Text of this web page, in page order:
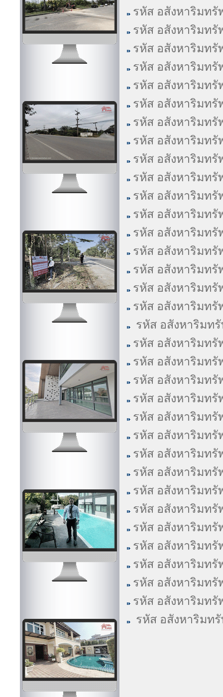
รหัส อสังหาริมทรั
รหัส อสังหาริมทรั
รหัส อสังหาริมทรั
รหัส อสังหาริมทรั
รหัส อสังหาริมทรั
รหัส อสังหาริมทรั
รหัส อสังหาริมทรั
รหัส อสังหาริมทรั
รหัส อสังหาริมทรั
รหัส อสังหาริมทรั
รหัส อสังหาริมทรั
รหัส อสังหาริมทรั
รหัส อสังหาริมทรั
รหัส อสังหาริมทรั
รหัส อสังหาริมทรั
รหัส อสังหาริมทรั
รหัส อสังหาริมทรั
รหัส อสังหาริมท
รหัส อสังหาริมทรั
รหัส อสังหาริมทรั
รหัส อสังหาริมทรั
รหัส อสังหาริมทรั
รหัส อสังหาริมทรั
รหัส อสังหาริมทรั
รหัส อสังหาริมทรั
รหัส อสังหาริมทรั
รหัส อสังหาริมทรั
รหัส อสังหาริมทรั
รหัส อสังหาริมทรั
รหัส อสังหาริมทรั
รหัส อสังหาริมทรั
รหัส อสังหาริมทรั
รหัส อสังหาริมทรั
รหัส อสังหาริมท